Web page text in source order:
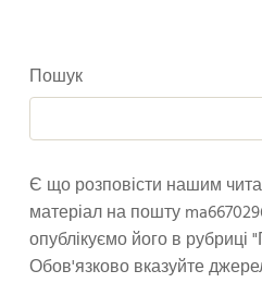
Пошук
Є що розповісти нашим
матеріал на пошту
опублікуємо його в рубриці
Обов'язково вказуйте